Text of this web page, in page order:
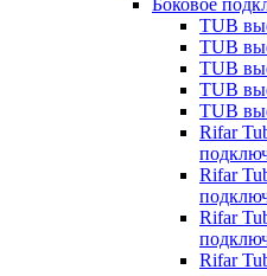
Боковое
TUB
TUB
TUB
TUB
TUB
Rifar
Rifar
Rifar
Rifar